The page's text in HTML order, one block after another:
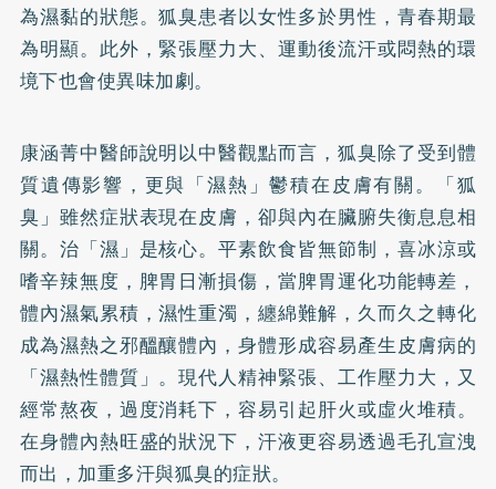
為濕黏的狀態。狐臭患者以女性多於男性，青春期最
為明顯。此外，緊張壓力大、運動後流汗或悶熱的環
境下也會使異味加劇。
康涵菁中醫師說明以中醫觀點而言，狐臭除了受到體
質遺傳影響，更與「濕熱」鬱積在皮膚有關。「狐
臭」雖然症狀表現在皮膚，卻與內在臟腑失衡息息相
關。治「濕」是核心。平素飲食皆無節制，喜冰涼或
嗜辛辣無度，脾胃日漸損傷，當脾胃運化功能轉差，
體內濕氣累積，濕性重濁，纏綿難解，久而久之轉化
成為濕熱之邪醞釀體內，身體形成容易產生皮膚病的
「濕熱性體質」。現代人精神緊張、工作壓力大，又
經常熬夜，過度消耗下，容易引起肝火或虛火堆積。
在身體內熱旺盛的狀況下，汗液更容易透過毛孔宣洩
而出，加重多汗與狐臭的症狀。